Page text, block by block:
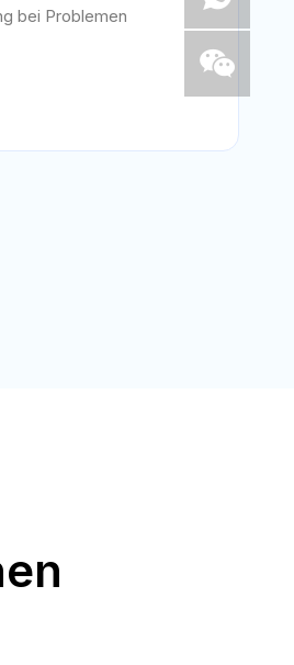
bei Problemen